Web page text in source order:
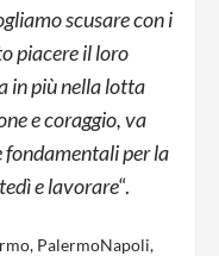
scusare con i
piacere il loro
in più nella lotta
e coraggio, va
fondamentali per la
e lavorare“.
, PalermoNapoli,